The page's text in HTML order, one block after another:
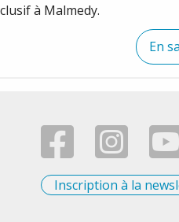
à Malmedy.
En
Inscription à la